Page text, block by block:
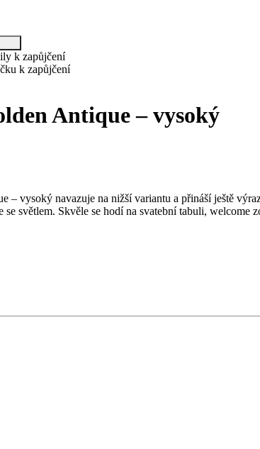
Antique – vysoký
– vysoký navazuje na nižší variantu a přináší ještě
světlem. Skvěle se hodí na svatební tabuli,